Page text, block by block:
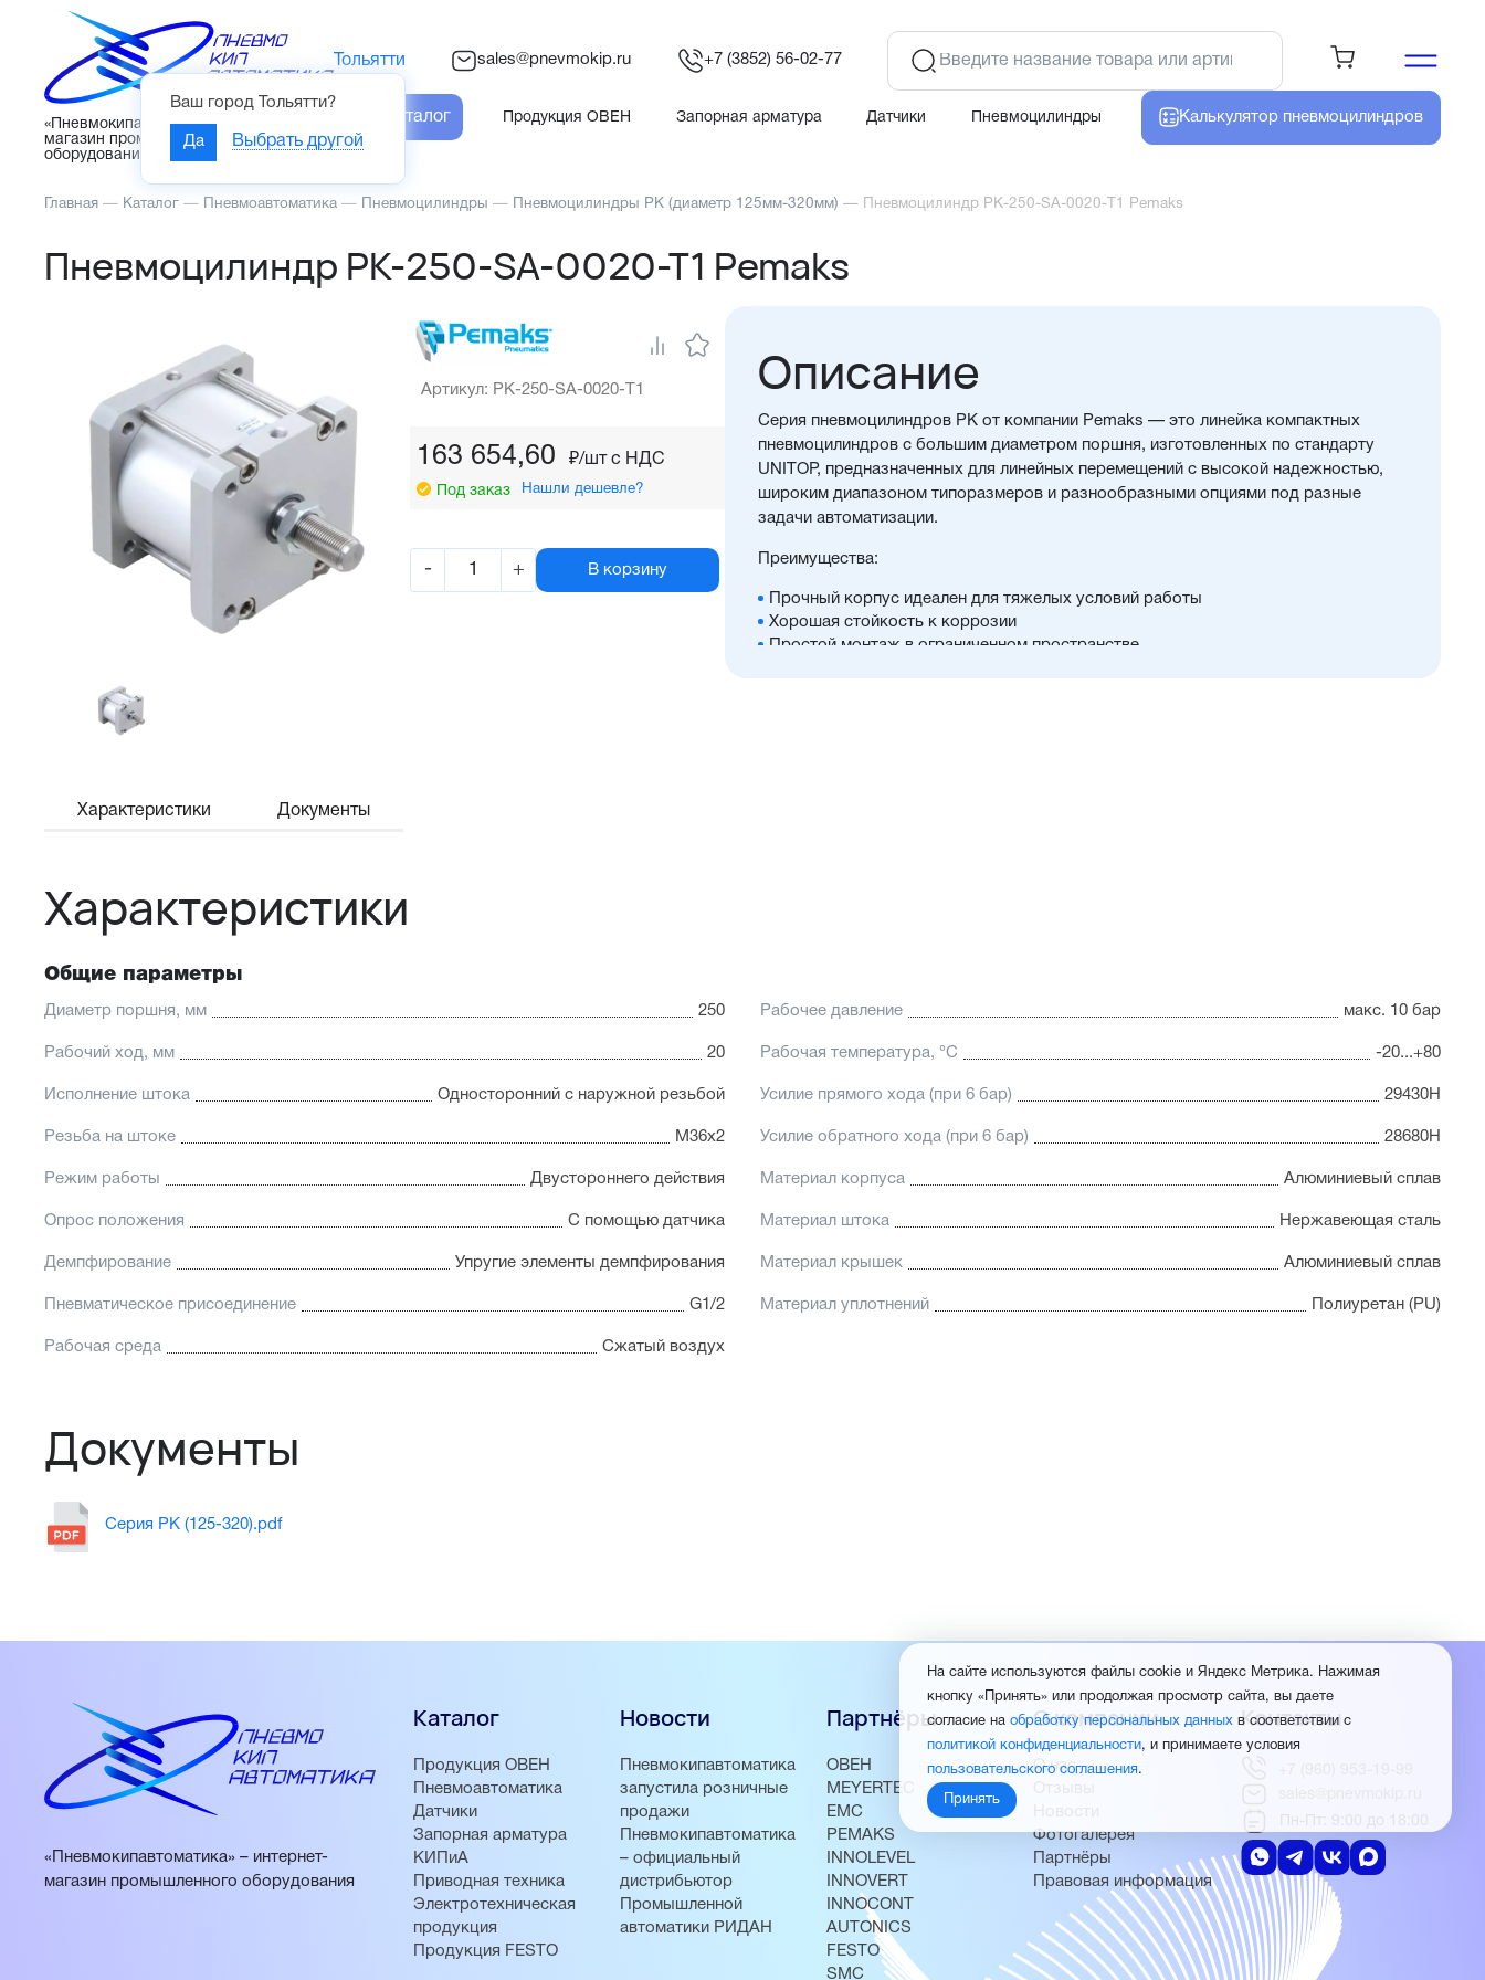
«Пневмокипавтоматика» – интернет-
магазин промышленного
оборудования
Тольятти
Ваш город Тольятти?
Да Выбрать другой
sales@pnevmokip.ru +7 (3852) 56-02-77
Каталог Продукция ОВЕН Запорная арматура Датчики Пневмоцилиндры Калькулятор пневмоцилиндров
Главная — Каталог — Пневмоавтоматика — Пневмоцилиндры — Пневмоцилиндры PK (диаметр 125мм-320мм) — Пневмоцилиндр PK-250-SA-0020-T1 Pemaks
Пневмоцилиндр PK-250-SA-0020-T1 Pemaks
Артикул: PK-250-SA-0020-T1
163 654,60 ₽/шт c НДС
Под заказ Нашли дешевле?
- + В корзину
Описание
Серия пневмоцилиндров PK от компании Pemaks — это линейка компактных
пневмоцилиндров с большим диаметром поршня, изготовленных по стандарту
UNITOP, предназначенных для линейных перемещений с высокой надежностью,
широким диапазоном типоразмеров и разнообразными опциями под разные
задачи автоматизации.
Преимущества:
Прочный корпус идеален для тяжелых условий работы
Хорошая стойкость к коррозии
Простой монтаж в ограниченном пространстве
Характеристики Документы
Характеристики
Общие параметры
Диаметр поршня, мм 250 Рабочее давление макс. 10 бар
Рабочий ход, мм 20 Рабочая температура, °C -20...+80
Исполнение штока Односторонний с наружной резьбой Усилие прямого хода (при 6 бар) 29430Н
Резьба на штоке М36х2 Усилие обратного хода (при 6 бар) 28680Н
Режим работы Двустороннего действия Материал корпуса Алюминиевый сплав
Опрос положения С помощью датчика Материал штока Нержавеющая сталь
Демпфирование Упругие элементы демпфирования Материал крышек Алюминиевый сплав
Пневматическое присоединение G1/2 Материал уплотнений Полиуретан (PU)
Рабочая среда Сжатый воздух
Документы
Серия PK (125-320).pdf
«Пневмокипавтоматика» – интернет-
магазин промышленного оборудования
Каталог
Продукция ОВЕН
Пневмоавтоматика
Датчики
Запорная арматура
КИПиА
Приводная техника
Электротехническая
продукция
Продукция FESTO
Новости
Пневмокипавтоматика
запустила розничные
продажи
Пневмокипавтоматика
– официальный
дистрибьютор
Промышленной
автоматики РИДАН
Партнёры
ОВЕН
MEYERTEC
EMC
PEMAKS
INNOLEVEL
INNOVERT
INNOCONT
AUTONICS
FESTO
SMC
О компании
О нас
Отзывы
Новости
Фотогалерея
Партнёры
Правовая информация
Контакты
+7 (960) 953-19-99
sales@pnevmokip.ru
Пн-Пт: 9:00 до 18:00
На сайте используются файлы cookie и Яндекс Метрика. Нажимая
кнопку «Принять» или продолжая просмотр сайта, вы даете
согласие на обработку персональных данных в соответствии с
политикой конфиденциальности, и принимаете условия
пользовательского соглашения.
Принять